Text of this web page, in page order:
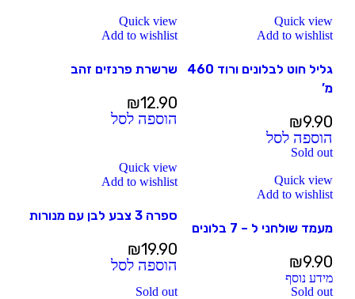
Quick view
Add to wishlist
גליל חוט לבלונים ורוד 460
מ’
₪9.90
הוספה לסל
Quick view
Add to wishlist
שרשרת פרנזים זהב
₪12.90
הוספה לסל
Sold out
Quick view
Add to wishlist
מעמד שולחני ל – 7 בלונים
₪9.90
מידע נוסף
Quick view
Add to wishlist
ספרה 3 צבע לבן עם מנורות
₪19.90
הוספה לסל
Sold out
Sold out